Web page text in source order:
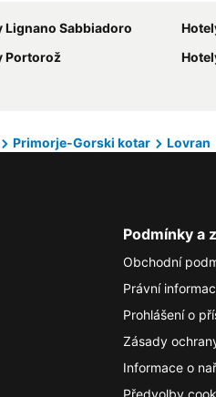
Lignano Sabbiadoro
Portorož
Primorje-Gorski kotar Lovran
Podmínky a
Obchodní
Právní
Prohlášení o
Zásady
Informace o
Předvolby